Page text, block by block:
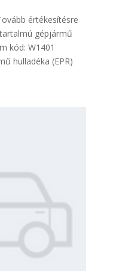
értékesítésre
gépjármű
kód: W1401
hulladéka (EPR)